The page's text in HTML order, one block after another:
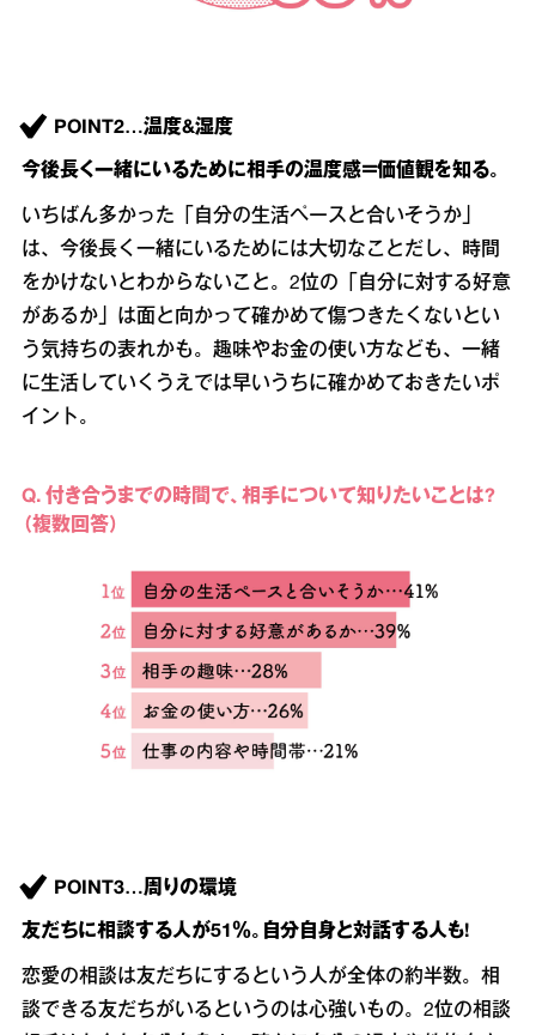
POINT2…温度&湿度
今後長く一緒にいるために相手の温度感＝価値観を知る。
いちばん多かった「自分の生活ペースと合いそうか」
は、今後長く一緒にいるためには大切なことだし、時間
をかけないとわからないこと。2位の「自分に対する好意
があるか」は面と向かって確かめて傷つきたくないとい
う気持ちの表れかも。趣味やお金の使い方なども、一緒
に生活していくうえでは早いうちに確かめておきたいポ
イント。
Q. 付き合うまでの時間で、相手について知りたいことは?
（複数回答）
POINT3…周りの環境
友だちに相談する人が51％。自分自身と対話する人も!
恋愛の相談は友だちにするという人が全体の約半数。相
談できる友だちがいるというのは心強いもの。2位の相談